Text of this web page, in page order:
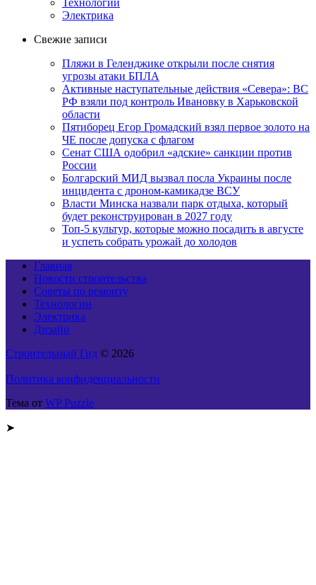
Электрика
Свежие записи
Пляжи в Геленджике открыли после снятия
угрозы атаки БПЛА
Активные наступательные действия «Севера»: ВС
РФ взяли под контроль Ивановку в Харьковской
области
Пятиборец Егор Громадский взял первое золото на
ЧЕ после допуска с флагом
Сенат США одобрил «адские» санкции против
России
Болгарский МИД вызвал посла Украины после
инцидента с дроном-камикадзе ВСУ
Власти Минска назвали парк отдыха, который
будет реконструирован в 2027 году
Топ-5 культур, которые можно посадить в августе
и успеть собрать урожай до холодов
Главная
Новости строительства
Советы по ремонту
Технологии
Электрика
Дизайн
Строительный Гид © 2026
Политика конфиденциальности
Тема от WP Puzzle
➤